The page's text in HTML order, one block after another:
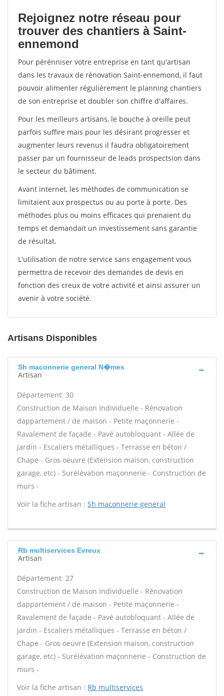
Rejoignez notre réseau pour
trouver des chantiers à Saint-
ennemond
Pour pérénniser votre entreprise en tant qu'artisan
dans les travaux de rénovation Saint-ennemond, il faut
pouvoir alimenter régulièrement le planning chantiers
de son entreprise et doubler son chiffre d'affaires.
Pour les meilleurs artisans, le bouche à oreille peut
parfois suffire mais pour les désirant progresser et
augmenter leurs revenus il faudra obligatoirement
passer par un fournisseur de leads prospectsion dans
le secteur du bâtiment.
Avant internet, les méthodes de communication se
limitaient aux prospectus ou au porte à porte. Des
méthodes plus ou moins efficaces qui prenaient du
temps et demandait un investissement sans garantie
de résultat.
L'utilisation de notre service sans engagement vous
permettra de recevoir des demandes de devis en
fonction des creux de votre activité et ainsi assurer un
avenir à votre société.
Artisans Disponibles
Sh maconnerie general N�mes
Artisan
Département: 30
Construction de Maison Individuelle - Rénovation
dappartement / de maison - Petite maçonnerie -
Ravalement de façade - Pavé autobloquant - Allée de
jardin - Escaliers métalliques - Terrasse en béton /
Chape - Gros oeuvre (Extension maison, construction
garage, etc) - Surélévation maçonnerie - Construction de
murs -
Voir la fiche artisan : Sh maconnerie general
Rb multiservices Evreux
Artisan
Département: 27
Construction de Maison Individuelle - Rénovation
dappartement / de maison - Petite maçonnerie -
Ravalement de façade - Pavé autobloquant - Allée de
jardin - Escaliers métalliques - Terrasse en béton /
Chape - Gros oeuvre (Extension maison, construction
garage, etc) - Surélévation maçonnerie - Construction de
murs -
Voir la fiche artisan : Rb multiservices